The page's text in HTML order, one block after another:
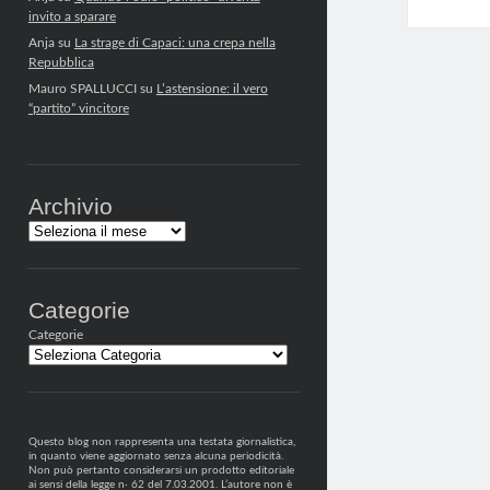
invito a sparare
Anjasu La strage di Capaci: una crepa nella
Repubblica
Mauro SPALLUCCIsu L’astensione: il vero
“partito” vincitore
Archivio
Archivi
Categorie
Categorie
Questo blog non rappresenta una testata giornalistica,
in quanto viene aggiornato senza alcuna periodicità.
Non può pertanto considerarsi un prodotto editoriale
ai sensi della legge n· 62 del 7.03.2001. L’autore non è